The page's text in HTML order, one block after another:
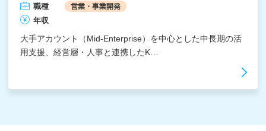
職種 営業・事業開発
年収
大手アカウント（Mid-Enterprise）を中心とした中長期の活
用支援、経営層・人事と連携したK…